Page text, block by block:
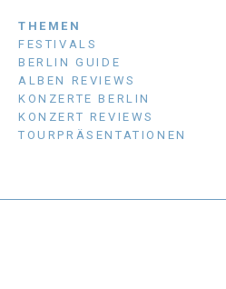
THEMEN
FESTIVALS
BERLIN GUIDE
ALBEN REVIEWS
KONZERTE BERLIN
KONZERT REVIEWS
TOURPRÄSENTATIONEN